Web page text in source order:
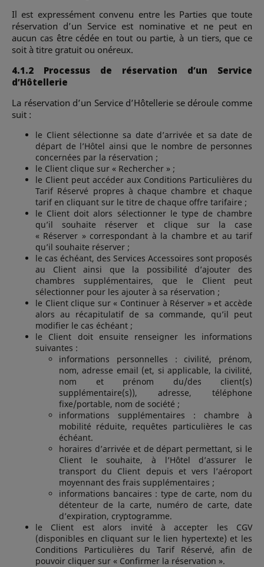
Il est expressément convenu entre les Parties que toute
réservation d’un Service est nominative et ne peut en
aucun cas être cédée en tout ou partie, à un tiers, que ce
soit à titre gratuit ou onéreux.
4.1.2 Processus de réservation d’un Service
d’Hôtellerie
La réservation d’un Service d’Hôtellerie se déroule comme
suit :
le Client sélectionne sa date d’arrivée et sa date de
départ de l’Hôtel ainsi que le nombre de personnes
concernées par la réservation ;
le Client clique sur « Rechercher » ;
le Client peut accéder aux Conditions Particulières du
Tarif Réservé propres à chaque chambre et chaque
tarif en cliquant sur le titre de chaque offre tarifaire ;
le Client doit alors sélectionner le type de chambre
qu’il souhaite réserver et clique sur la case
« Réserver » correspondant à la chambre et au tarif
qu’il souhaite réserver ;
le cas échéant, des Services Accessoires sont proposés
au Client ainsi que la possibilité d’ajouter des
chambres supplémentaires, que le Client peut
sélectionner pour les ajouter à sa réservation ;
le Client clique sur « Continuer à Réserver » et accède
alors au récapitulatif de sa commande, qu’il peut
modifier le cas échéant ;
le Client doit ensuite renseigner les informations
suivantes :
informations personnelles : civilité, prénom,
nom, adresse email (et, si applicable, la civilité,
nom et prénom du/des client(s)
supplémentaire(s)), adresse, téléphone
fixe/portable, nom de société ;
informations supplémentaires : chambre à
mobilité réduite, requêtes particulières le cas
échéant.
horaires d’arrivée et de départ permettant, si le
Client le souhaite, à l’Hôtel d’assurer le
transport du Client depuis et vers l’aéroport
moyennant des frais supplémentaires ;
informations bancaires : type de carte, nom du
détenteur de la carte, numéro de carte, date
d’expiration, cryptogramme.
le Client est alors invité à accepter les CGV
(disponibles en cliquant sur le lien hypertexte) et les
Conditions Particulières du Tarif Réservé, afin de
pouvoir cliquer sur « Confirmer la réservation ».